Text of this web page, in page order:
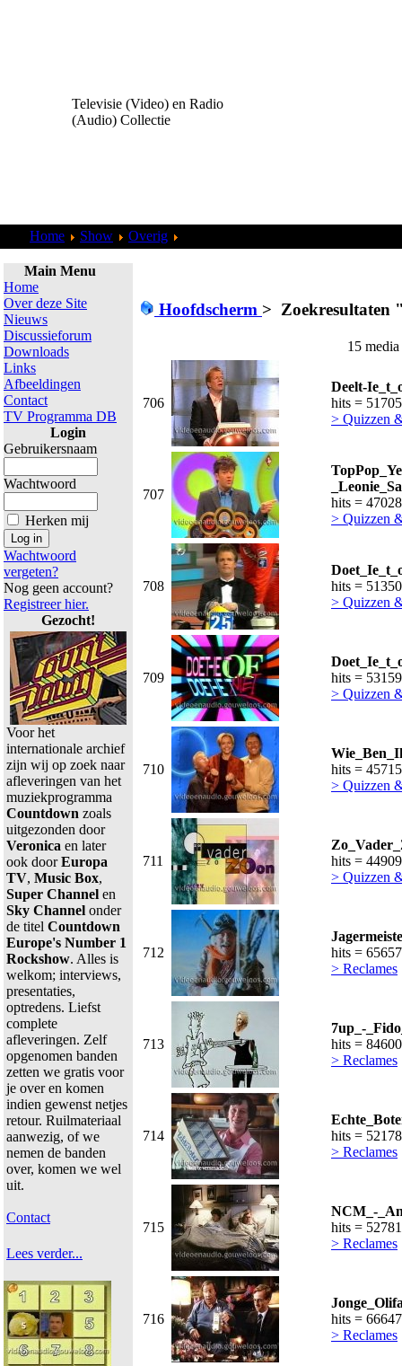
Televisie (Video) en Radio
(Audio) Collectie
Home Show Overig
Main Menu
Home
Over deze Site
Nieuws
Discussieforum
Downloads
Links
Afbeeldingen
Contact
TV Programma DB
Login
Gebruikersnaam
Wachtwoord
Herken mij
Wachtwoord
vergeten?
Nog geen account?
Registreer hier.
Gezocht!
Voor het
internationale archief
zijn wij op zoek naar
afleveringen van het
muziekprogramma
Countdown zoals
uitgezonden door
Veronica en later
ook doorEuropa
TV, Music Box,
Super Channel en
Sky Channel onder
de titel Countdown
Europe's Number 1
Rockshow. Alles is
welkom; interviews,
presentaties,
optredens. Liefst
complete
afleveringen. Zelf
opgenomen banden
zetten we gratis voor
je over en komen
indien gewenst netjes
retour. Ruilmateriaal
aanwezig, of we
nemen de banden
over, komen we wel
uit.
Contact
Lees verder...
Hoofdscherm > Zoekresultaten
15
706
Deelt-
hits = 51705
> Quizzen
707
hits = 47028
> Quizzen
708
hits = 51350
> Quizzen
709
hits = 53159
> Quizzen
710
hits = 45715
> Quizzen
711
hits = 44909
> Quizzen
712
hits = 65657
> Reclames
713
7up_-
hits = 84600
> Reclames
714
hits = 52178
> Reclames
715
NCM_-
hits = 52781
> Reclames
716
hits = 66647
> Reclames